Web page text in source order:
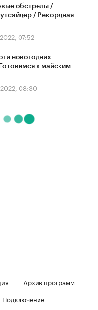
обстрелы /
/ Рекордная
07:52
новогодних
к майским
08:30
Архив программ
Подключение